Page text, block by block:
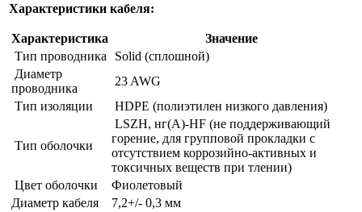
Характеристики кабеля:
Характеристика
Значение
Тип проводника
Solid (сплошной)
Диаметр
проводника
23 AWG
Тип изоляции
HDPE (полиэтилен низкого давления)
Тип оболочки
LSZH, нг(A)-HF (не поддерживающий
горение, для групповой прокладки с
отсутствием коррозийно-активных и
токсичных веществ при тлении)
Цвет оболочки
Фиолетовый
Диаметр кабеля
7,2+/- 0,3 мм